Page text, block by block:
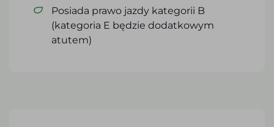
Posiada prawo jazdy kategorii B
(kategoria E będzie dodatkowym
atutem)